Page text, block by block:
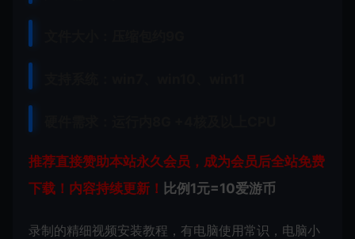
推荐直接赞助本站永久会员，成为会员后全站免费
下载！内容持续更新！ 比例1元=10爱游币
录制的精细视频安装教程，有电脑使用常识，电脑小